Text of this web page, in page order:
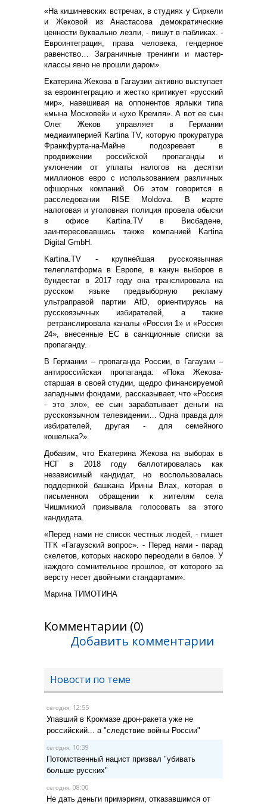
«На кишиневских встречах, в студиях у Сиркели
и Жековой из Анастасова демократические
ценности буквально лезли, - пишут в пабликах. -
Евроинтеграция, права человека, гендерное
равенство… Заграничные тренинги и мастер-
классы явно не прошли даром».
Екатерина Жекова в Гагаузии активно выступает
за евроинтеграцию и жестко критикует «русский
мир», навешивая на оппонентов ярлыки типа
«мына Московей» и «ухо Кремля». А вот ее сын
Олег Жеков управляет в Германии
медиаимперией Kartina TV, которую прокуратура
Франкфурта-на-Майне подозревает в
продвижении российской пропаганды и
уклонении от уплаты налогов на десятки
миллионов евро с использованием различных
офшорных компаний. Об этом говорится в
расследовании RISE Moldova. В марте
налоговая и уголовная полиция провела обыски
в офисе Kartina.TV в Висбадене,
заинтересовавшись также компанией Kartina
Digital GmbH.
Kartina.TV - крупнейшая русскоязычная
телеплатформа в Европе, в канун выборов в
бундестаг в 2017 году она транслировала на
русском языке предвыборную рекламу
ультраправой партии AfD, ориентируясь на
русскоязычных избирателей, а также
ретранслировала каналы «Россия 1» и «Россия
24», внесенные ЕС в санкционные списки за
пропаганду.
В Германии – пропаганда России, в Гагаузии –
антироссийская пропаганда: «Пока Жекова-
старшая в своей студии, щедро финансируемой
западными фондами, рассказывает, что «Россия
- это зло», ее сын зарабатывает деньги на
русскоязычном телевидении… Одна правда для
избирателей, другая - для семейного
кошелька?».
Добавим, что Екатерина Жекова на выборах в
НСГ в 2018 году баллотировалась как
независимый кандидат, но воспользовалась
поддержкой башкана Ирины Влах, которая в
письменном обращении к жителям села
Чишмикиой призывала голосовать за этого
кандидата.
«Перед нами не список честных людей, - пишет
ТГК «Гагаузский вопрос». - Перед нами - парад
скелетов, которых наскоро переодели в белое. У
каждого сомнительное прошлое, от которого за
версту несет двойными стандартами».
Марина ТИМОТИНА
Комментарии (0)
Добавить комментарии
Новости по теме
сегодня, 12:55
Упавший в Крокмазе дрон-ракета уже не
российский... а "следствие войны России"
сегодня, 10:39
Потомственный нацист призвал "убивать
больше русских"
сегодня, 08:00
Не дать деньги примэриям, отказавшимся от